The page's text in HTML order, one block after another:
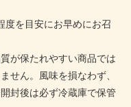
度を目安にお早めにお召
が保たれやすい商品では
せん。風味を損なわず、
封後は必ず冷蔵庫で保管